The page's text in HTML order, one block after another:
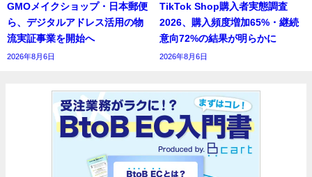
GMOメイクショップ・日本郵便
ら、デジタルアドレス活用の物
流実証事業を開始へ
2026年8月6日
TikTok Shop購入者実態調査
2026、購入頻度増加65%・継続
意向72%の結果が明らかに
2026年8月6日